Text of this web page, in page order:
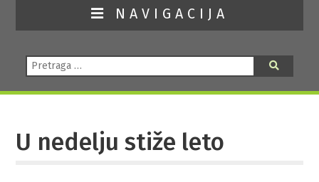
NAVIGACIJA
Pretraga:
U nedelju stiže leto